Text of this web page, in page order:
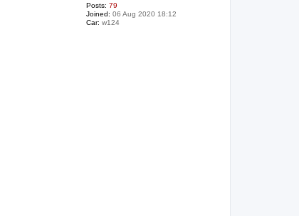
Posts: 79
Joined: 06 Aug 2020 18:12
Car: w124